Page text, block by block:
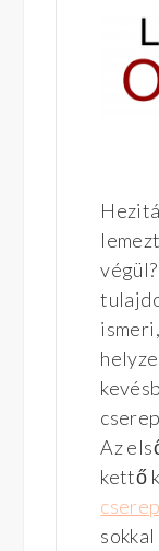
Az
kettő